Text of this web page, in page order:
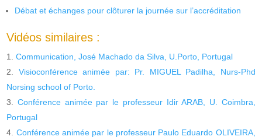
Débat et échanges pour clôturer la journée sur l’accréditation
Vidéos similaires :
Communication, José Machado da Silva, U.Porto, Portugal
Visioconférence animée par: Pr. MIGUEL Padilha, Nurs-Phd
Norsing school of Porto.
Conférence animée par le professeur Idir ARAB, U. Coimbra,
Portugal
Conférence animée par le professeur Paulo Eduardo OLIVEIRA,